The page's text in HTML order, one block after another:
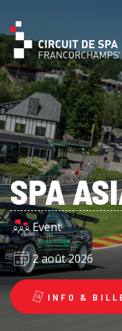
SPA
Event
2 août 2026
INFO &